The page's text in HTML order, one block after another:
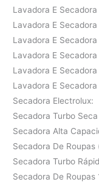
Lavadora E
Lavadora E Secadora
Lavadora E Secadora
Lavadora E
Lavadora E
Lavadora E
Secadora Electrolux:
Secadora Turbo
Secadora Alta
Secadora De Roupas
Secadora Turbo
Secadora De Roupas